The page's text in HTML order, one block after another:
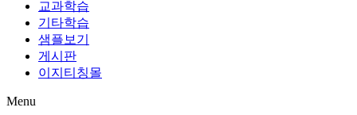
교과학습
기타학습
샘플보기
게시판
이지티칭몰
Menu